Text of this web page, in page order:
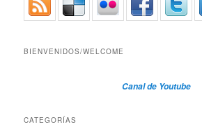
BIENVENIDOS/WELCOME
Canal de Youtube
CATEGORÍAS